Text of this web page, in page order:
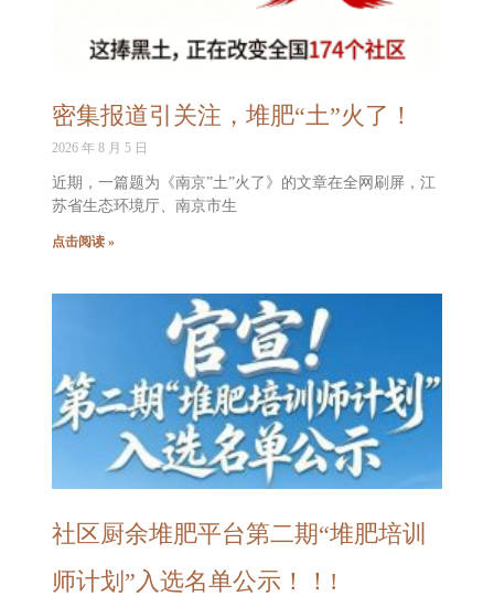
密集报道引关注，堆肥“土”火了！
2026 年 8 月 5 日
近期，一篇题为《南京”土”火了》的文章在全网刷屏，江
苏省生态环境厅、南京市生
点击阅读 »
社区厨余堆肥平台第二期“堆肥培训
师计划”入选名单公示！！!